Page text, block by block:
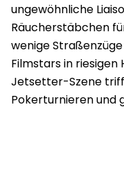
ungewöhnliche
Räucherstäbchen
wenige
Filmstars in
Jetsetter-Szene
Pokerturnieren und